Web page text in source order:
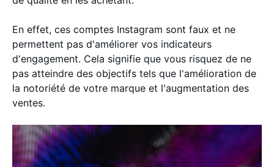
En effet, ces comptes Instagram sont faux et ne
permettent pas d'améliorer vos indicateurs
d'engagement. Cela signifie que vous risquez de ne
pas atteindre des objectifs tels que l'amélioration de
la notoriété de votre marque et l'augmentation des
ventes.